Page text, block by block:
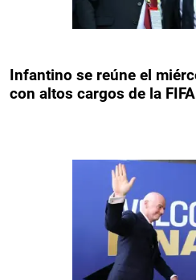
Infantino se reúne el
con altos cargos de la FIFA